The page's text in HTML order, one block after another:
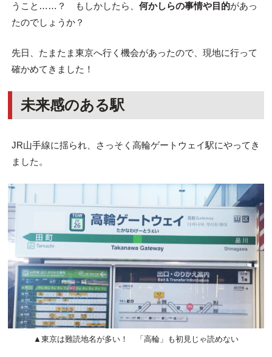
うこと……？ もしかしたら、 何かしらの事情や目的があっ
たのでしょうか？
先日、たまたま東京へ行く機会があったので、現地に行って
確かめてきました！
未来感のある駅
JR山手線に揺られ、さっそく高輪ゲートウェイ駅にやってき
ました。
▲東京は難読地名が多い！ 「高輪」も初見じゃ読めない